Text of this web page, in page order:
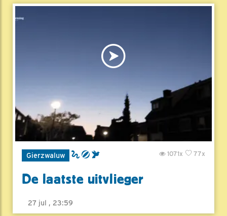
Gierzwaluw 77x
1071x
De laatste uitvlieger
27 jul , 23:59